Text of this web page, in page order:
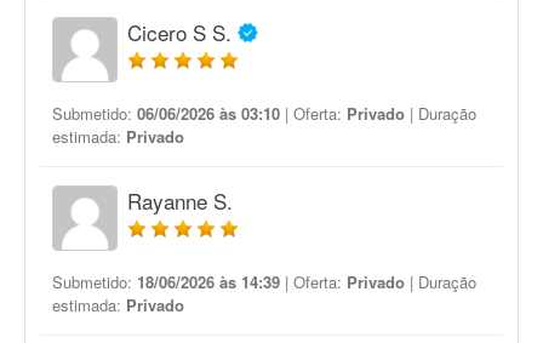
Cicero S S.
Submetido: 06/06/2026 às 03:10 | Oferta: Privado | Duração
estimada: Privado
Rayanne S.
Submetido: 18/06/2026 às 14:39 | Oferta: Privado | Duração
estimada: Privado